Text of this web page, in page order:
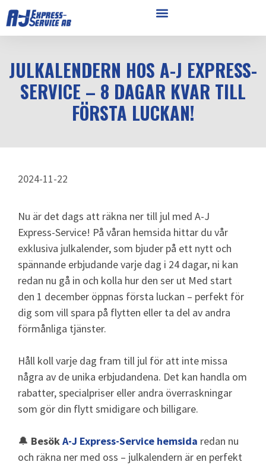
JULKALENDERN HOS A-J EXPRESS-
SERVICE – 8 DAGAR KVAR TILL
FÖRSTA LUCKAN!
2024-11-22
Nu är det dags att räkna ner till jul med A-J
Express-Service! På våran hemsida hittar du vår
exklusiva julkalender, som bjuder på ett nytt och
spännande erbjudande varje dag i 24 dagar, ni kan
redan nu gå in och kolla hur den ser ut Med start
den 1 december öppnas första luckan – perfekt för
dig som vill spara på flytten eller ta del av andra
förmånliga tjänster.
Håll koll varje dag fram till jul för att inte missa
några av de unika erbjudandena. Det kan handla om
rabatter, specialpriser eller andra överraskningar
som gör din flytt smidigare och billigare.
🔔 BesökA-J Express-Service hemsida redan nu
och räkna ner med oss – julkalendern är en perfekt